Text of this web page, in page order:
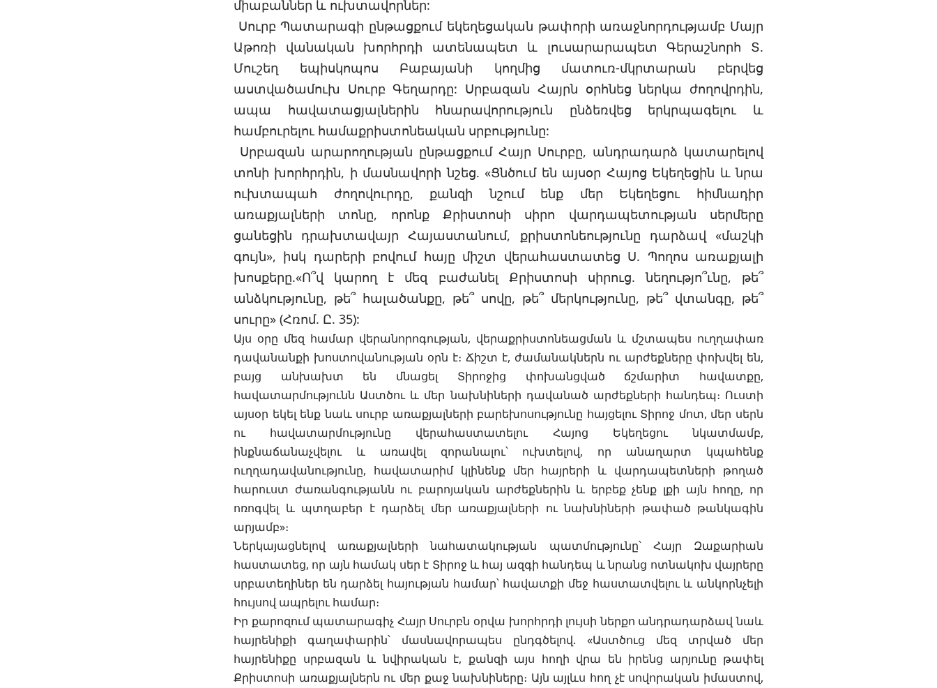
միաբաններ և ուխտավորներ:
Սուրբ Պատարագի ընթացքում եկեղեցական թափորի առաջնորդությամբ Մայր
Աթոռի վանական խորհրդի ատենապետ և լուսարարապետ Գերաշնորհ Տ.
Մուշեղ եպիսկոպոս Բաբայանի կողմից մատուռ-մկրտարան բերվեց
աստվածամուխ Սուրբ Գեղարդը: Սրբազան Հայրն օրհնեց ներկա ժողովրդին,
ապա հավատացյալներին հնարավորություն ընձեռվեց երկրպագելու և
համբուրելու համաքրիստոնեական սրբությունը:
Սրբազան արարողության ընթացքում Հայր Սուրբը, անդրադարձ կատարելով
տոնի խորհրդին, ի մասնավորի նշեց. «Ցնծում են այսօր Հայոց Եկեղեցին և նրա
ուխտապահ ժողովուրդը, քանզի նշում ենք մեր Եկեղեցու հիմնադիր
առաքյալների տոնը, որոնք Քրիստոսի սիրո վարդապետության սերմերը
ցանեցին դրախտավայր Հայաստանում, քրիստոնեությունը դարձավ «մաշկի
գույն», իսկ դարերի բովում հայը միշտ վերահաստատեց Ս. Պողոս առաքյալի
խոսքերը.«Ո՞վ կարող է մեզ բաժանել Քրիստոսի սիրուց. նեղությո՞ւնը, թե՞
անձկությունը, թե՞ հալածանքը, թե՞ սովը, թե՞ մերկությունը, թե՞ վտանգը, թե՞
սուրը» (Հռոմ. Ը. 35):
Այս օրը մեզ համար վերանորոգության, վերաքրիստոնեացման և մշտապես ուղղափառ
դավանանքի խոստովանության օրն է։ Ճիշտ է, ժամանակներն ու արժեքները փոխվել են,
բայց անխախտ են մնացել Տիրոջից փոխանցված ճշմարիտ հավատքը,
հավատարմությունն Աստծու և մեր նախնիների դավանած արժեքների հանդեպ։ Ուստի
այսօր եկել ենք նաև սուրբ առաքյալների բարեխոսությունը հայցելու Տիրոջ մոտ, մեր սերն
ու հավատարմությունը վերահաստատելու Հայոց Եկեղեցու նկատմամբ,
ինքնաճանաչվելու և առավել զորանալու՝ ուխտելով, որ անաղարտ կպահենք
ուղղադավանությունը, հավատարիմ կլինենք մեր հայրերի և վարդապետների թողած
հարուստ ժառանգությանն ու բարոյական արժեքներին և երբեք չենք լքի այն հողը, որ
ոռոգվել և պտղաբեր է դարձել մեր առաքյալների ու նախնիների թափած թանկագին
արյամբ»։
Ներկայացնելով առաքյալների նահատակության պատմությունը՝ Հայր Զաքարիան
հաստատեց, որ այն համակ սեր է Տիրոջ և հայ ազգի հանդեպ և նրանց ոտնակոխ վայրերը
սրբատեղիներ են դարձել հայության համար՝ հավատքի մեջ հաստատվելու և անկորնչելի
հույսով ապրելու համար։
Իր քարոզում պատարագիչ Հայր Սուրբն օրվա խորհրդի լույսի ներքո անդրադարձավ նաև
հայրենիքի գաղափարին՝ մասնավորապես ընդգծելով. «Աստծուց մեզ տրված մեր
հայրենիքը սրբազան և նվիրական է, քանզի այս հողի վրա են իրենց արյունը թափել
Քրիստոսի առաքյալներն ու մեր քաջ նախնիները։ Այն այլևս հող չէ սովորական իմաստով,